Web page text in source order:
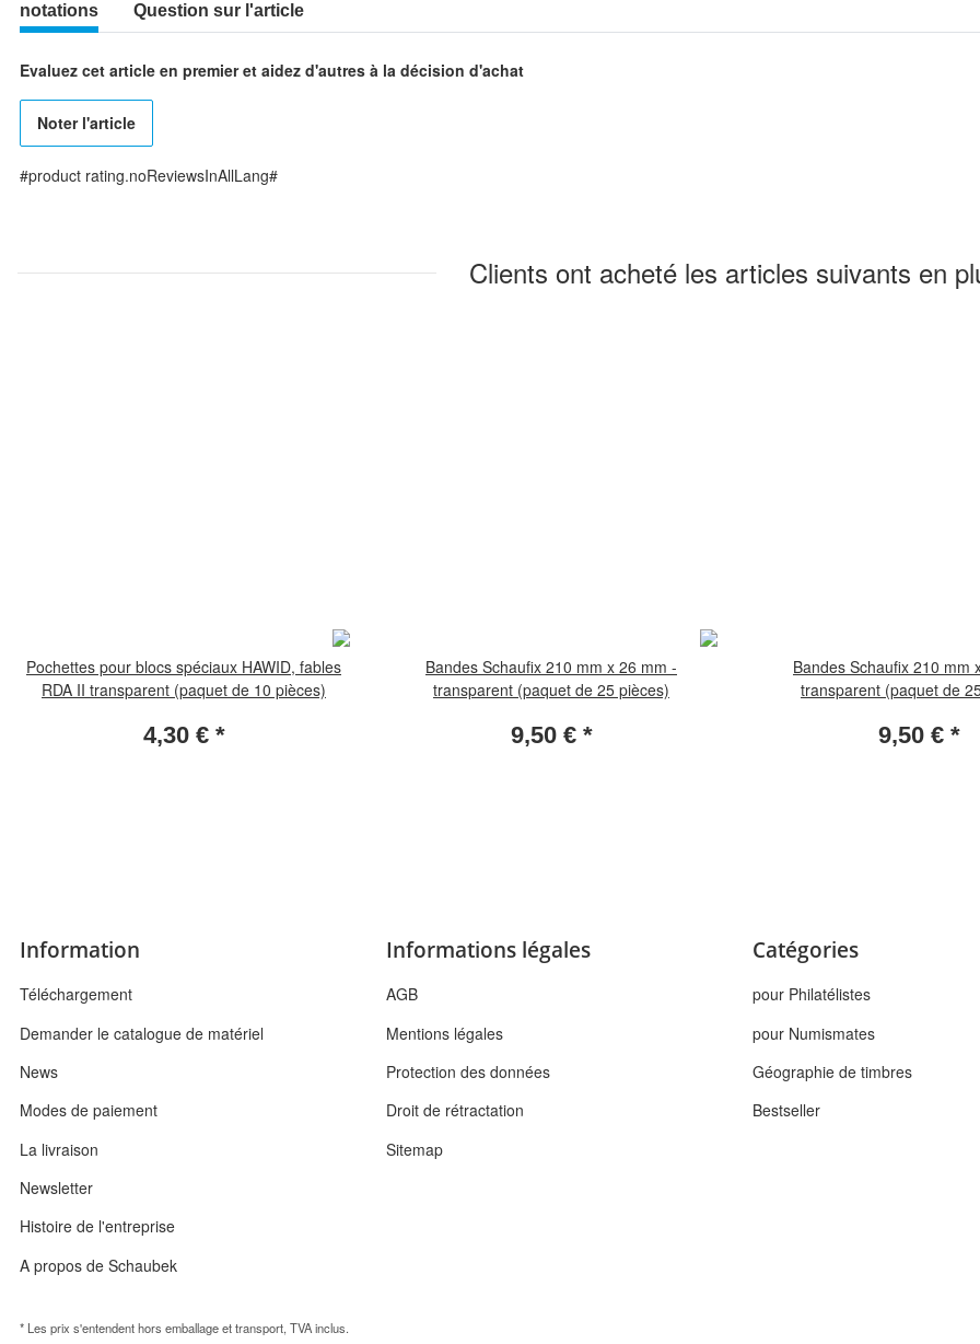
notations Question sur l'article
Evaluez cet article en premier et aidez d'autres à la décision d'achat
Noter l'article
#product rating.noReviewsInAllLang#
Clients ont acheté les articles suivants en
Pochettes pour blocs spéciaux HAWID, fables
RDA II transparent (paquet de 10 pièces)
4,30 € *
Bandes Schaufix 210 mm x 26 mm -
transparent (paquet de 25 pièces)
9,50 € *
Bandes Schaufix 210 mm
transparent (paquet de
9,50 € *
Information
Téléchargement
Demander le catalogue de matériel
News
Modes de paiement
La livraison
Newsletter
Histoire de l'entreprise
A propos de Schaubek
Informations légales
AGB
Mentions légales
Protection des données
Droit de rétractation
Sitemap
Catégories
pour Philatélistes
pour Numismates
Géographie de timbres
Bestseller
* Les prix s'entendent hors emballage et transport, TVA inclus.